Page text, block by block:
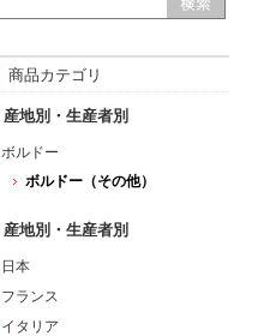
商品カテゴリ
産地別・生産者別
ボルドー
ボルドー（その他）
産地別・生産者別
日本
フランス
イタリア